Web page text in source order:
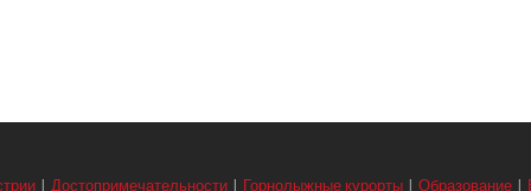
Достопримечательности Горнолыжные курорты Образование